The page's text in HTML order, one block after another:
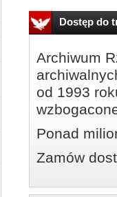
Dostęp do
Archiwum
od 1993
Ponad
Zamów